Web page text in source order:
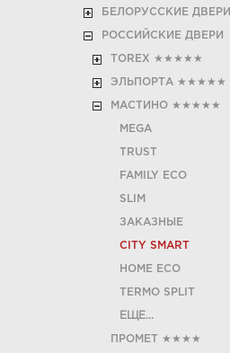
БЕЛОРУССКИЕ ДВЕРИ
РОССИЙСКИЕ ДВЕРИ
TOREX ★★★★★
ЭЛЬПОРТА ★★★★★
МАСТИНО ★★★★★
MEGA
TRUST
FAMILY ECO
SLIM
ЗАКАЗНЫЕ
CITY SMART
HOME ECO
ТЕRМО SPLIT
ЕЩЕ...
ПРОМЕТ ★★★★